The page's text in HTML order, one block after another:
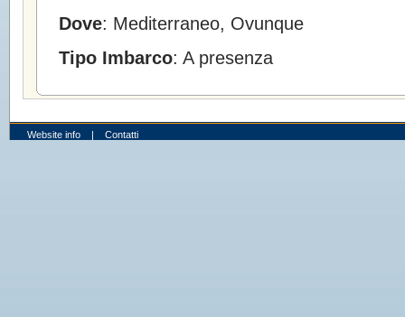
Dove: Mediterraneo, Ovunque
Tipo Imbarco: A presenza
Website info | Contatti